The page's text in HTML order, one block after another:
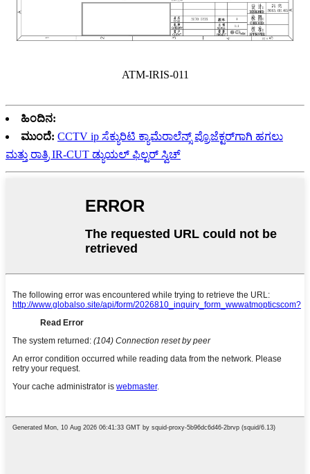
ATM-IRIS-011
ಹಿಂದಿನ:
ಮುಂದೆ: CCTV ip ಸೆಕ್ಯುರಿಟಿ ಕ್ಯಾಮೆರಾಲೆನ್ಸ್ ಪ್ರೊಜೆಕ್ಟರ್‌ಗಾಗಿ ಹಗಲು
ಮತ್ತು ರಾತ್ರಿ IR-CUT ಡ್ಯುಯಲ್ ಫಿಲ್ಟರ್ ಸ್ವಿಚ್